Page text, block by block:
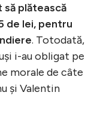
plătească
de lei, pentru
. Totodată,
i-au obligat pe
morale de câte
și Valentin